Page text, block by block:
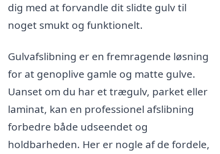
dig med at forvandle dit slidte gulv til
noget smukt og funktionelt.
Gulvafslibning er en fremragende løsning
for at genoplive gamle og matte gulve.
Uanset om du har et trægulv, parket eller
laminat, kan en professionel afslibning
forbedre både udseendet og
holdbarheden. Her er nogle af de fordele,